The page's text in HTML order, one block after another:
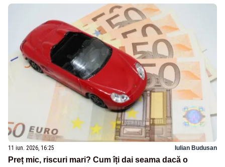
11 iun. 2026, 16:25 Iulian Budusan
Preț mic, riscuri mari? Cum îți dai seama dacă o